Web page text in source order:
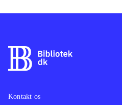
Kontakt os